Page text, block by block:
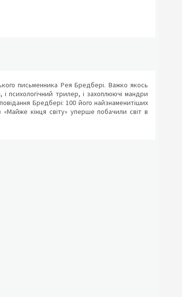
письменника Рея Бредбері. Важко якось
і психологічний трилер, і захоплюючі мандри
Бредбері: 100 його найзнаменитіших
«Майже кінця світу» уперше побачили світ в